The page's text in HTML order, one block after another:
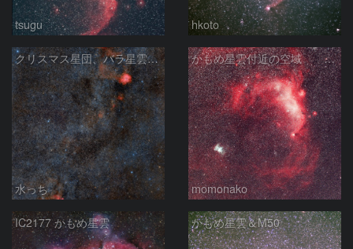
tsugu hkoto
クリスマス星団、バラ星雲からかもめ星雲付近の星空
水っち
かもめ星雲付近の空域 251219
momonako
IC2177 かもめ星雲 かもめ星雲＆M50